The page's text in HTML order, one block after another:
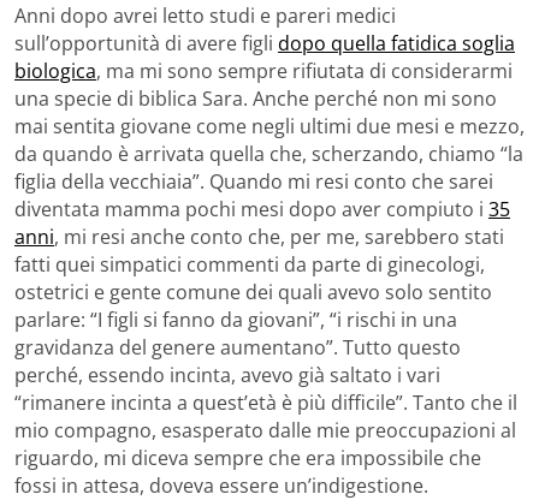
Anni dopo avrei letto studi e pareri medici
sull’opportunità di avere figli dopo quella fatidica soglia
biologica, ma mi sono sempre rifiutata di considerarmi
una specie di biblica Sara. Anche perché non mi sono
mai sentita giovane come negli ultimi due mesi e mezzo,
da quando è arrivata quella che, scherzando, chiamo “la
figlia della vecchiaia”. Quando mi resi conto che sarei
diventata mamma pochi mesi dopo aver compiuto i 35
anni, mi resi anche conto che, per me, sarebbero stati
fatti quei simpatici commenti da parte di ginecologi,
ostetrici e gente comune dei quali avevo solo sentito
parlare: “I figli si fanno da giovani”, “i rischi in una
gravidanza del genere aumentano”. Tutto questo
perché, essendo incinta, avevo già saltato i vari
“rimanere incinta a quest’età è più difficile”. Tanto che il
mio compagno, esasperato dalle mie preoccupazioni al
riguardo, mi diceva sempre che era impossibile che
fossi in attesa, doveva essere un’indigestione.